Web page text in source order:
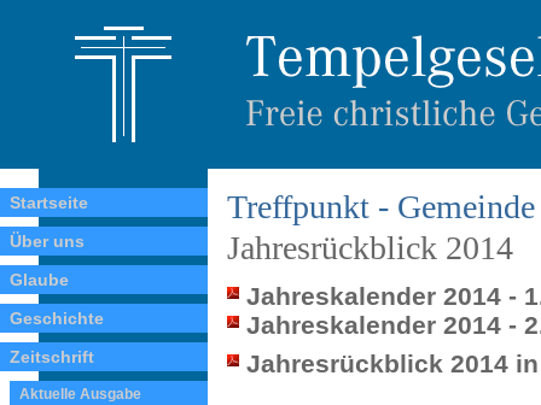
Startseite
Über uns
Glaube
Geschichte
Zeitschrift
Aktuelle Ausgabe
Treffpunkt -
Jahresrückblick 2014
Jahreskalender 2014 -
Jahreskalender 2014 -
Jahresrückblick 2014